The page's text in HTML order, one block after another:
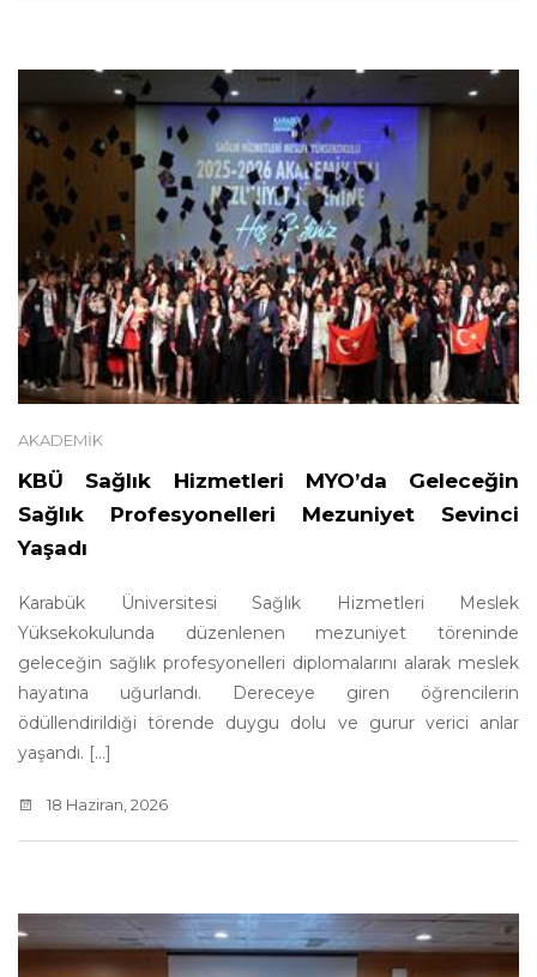
AKADEMIK
KBÜ Sağlık Hizmetleri MYO’da Geleceğin
Sağlık Profesyonelleri Mezuniyet Sevinci
Yaşadı
Karabük Üniversitesi Sağlık Hizmetleri Meslek
Yüksekokulunda düzenlenen mezuniyet töreninde
geleceğin sağlık profesyonelleri diplomalarını alarak meslek
hayatına uğurlandı. Dereceye giren öğrencilerin
ödüllendirildiği törende duygu dolu ve gurur verici anlar
yaşandı. [...]
18 Haziran, 2026